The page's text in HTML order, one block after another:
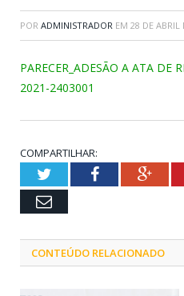
POR ADMINISTRADOR EM 28 DE ABRIL
PARECER_ADESÃO A ATA DE
2021-2403001
COMPARTILHAR:
TwitterFacebook
Email
CONTEÚDO RELACIONADO